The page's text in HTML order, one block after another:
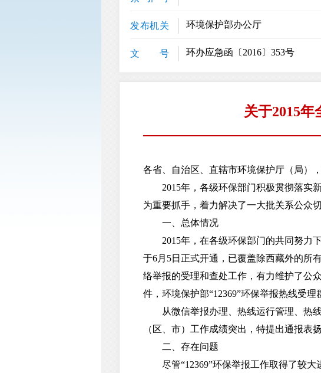
发布机关 环境保护部办公厅
文 号 环办应急函〔2016〕353号
关于2015年
各省、自治区、直辖市环境保护厅（局）
2015年，各级环保部门积极贯彻落实新
为重要抓手，着力解决了一大批关系公众
一、总体情况
2015年，在各级环保部门的共同努力下
于6月5日正式开通，已覆盖除西藏外的所
络举报的受理和查处工作，有力维护了公
件，环境保护部“12369”环保举报热线受理
从微信举报办理、热线运行管理、热线
（区、市）工作成绩突出，特提出通报表扬
二、存在问题
尽管“12369”环保举报工作取得了较大